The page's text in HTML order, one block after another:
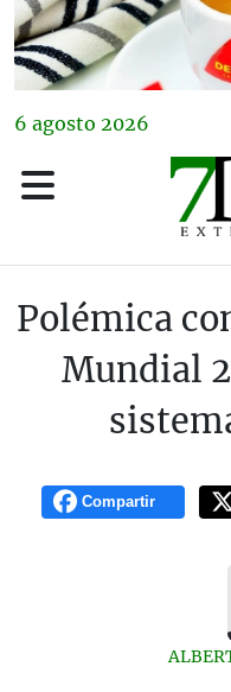
6 agosto 2026
Polémica
Mundial
Compartir